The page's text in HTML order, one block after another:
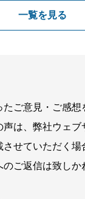
一覧を見る
ご意見・ご感想
は、弊社ウェブ
せていただく場
ご返信は致しか